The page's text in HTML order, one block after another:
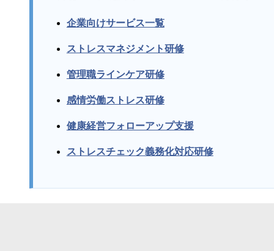
企業向けサービス一覧
ストレスマネジメント研修
管理職ラインケア研修
感情労働ストレス研修
健康経営フォローアップ支援
ストレスチェック義務化対応研修